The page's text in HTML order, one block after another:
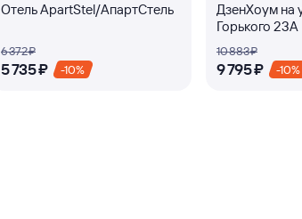
Отель ApartStel/АпартСтель
6 ⁠372 ⁠₽
5 ⁠735 ⁠₽ -10%
ДзенХоум на
Горького 23А
10 ⁠883 ⁠₽
9 ⁠795 ⁠₽ -10%